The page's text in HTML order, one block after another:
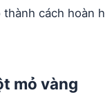
cách hoàn
mỏ vàng